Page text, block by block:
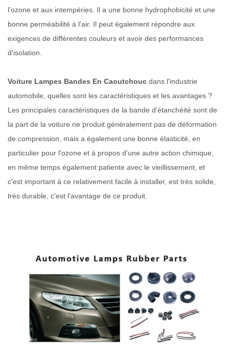
l'ozone et aux intempéries. Il a une bonne hydrophobicité et une
bonne perméabilité à l'air. Il peut également répondre aux
exigences de différentes couleurs et avoir des performances
d'isolation.
Voiture Lampes Bandes En Caoutchouc dans l'industrie
automobile, quelles sont les caractéristiques et les avantages ?
Les principales caractéristiques de la bande d'étanchéité sont de
la part de la voiture ne produit généralement pas de déformation
de compression, mais a également une bonne élasticité, en
particulier pour l'ozone et à propos d'une autre action chimique,
en même temps également patiente avec le vieillissement, et
c'est important à ce relativement facile à installer, est très solide,
très durable, c'est l'avantage de ce produit.